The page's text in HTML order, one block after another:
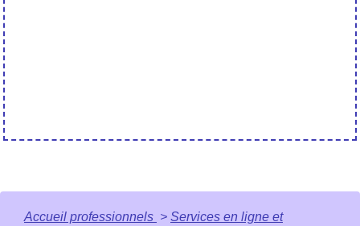
Accueil professionnels > Services en ligne et